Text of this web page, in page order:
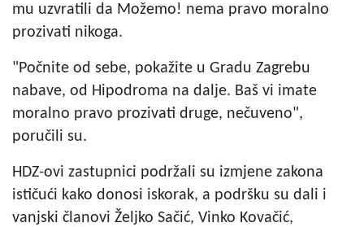
mu uzvratili da Možemo! nema pravo moralno
prozivati nikoga.
"Počnite od sebe, pokažite u Gradu Zagrebu
nabave, od Hipodroma na dalje. Baš vi imate
moralno pravo prozivati druge, nečuveno",
poručili su.
HDZ-ovi zastupnici podržali su izmjene zakona
ističući kako donosi iskorak, a podršku su dali i
vanjski članovi Željko Sačić, Vinko Kovačić,